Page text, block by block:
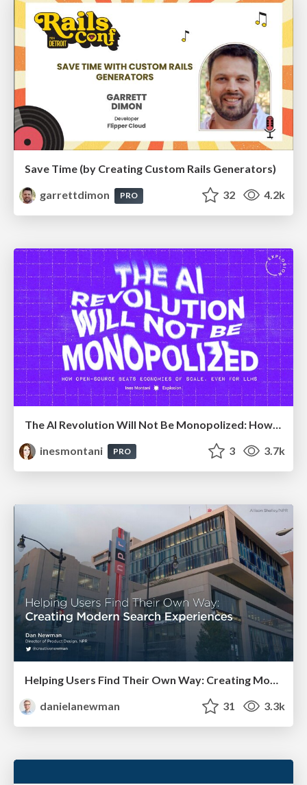
Save Time (by Creating Custom Rails Generators)
garrettdimon
PRO 32 4.2k
The AI Revolution Will Not Be Monopolized: How open-source beats economies of scale, even for LLMs
inesmontani
PRO 3 3.7k
Helping Users Find Their Own Way: Creating Modern Search Experiences
danielanewman
31 3.3k